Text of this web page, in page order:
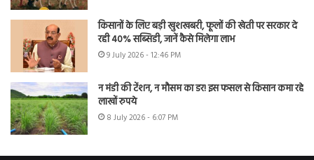
किसानों के लिए बड़ी खुशखबरी, फूलों की खेती पर सरकार दे
रही 40% सब्सिडी, जानें कैसे मिलेगा लाभ
9 July 2026 - 12:46 PM
न मंडी की टेंशन, न मौसम का डर! इस फसल से किसान कमा रहे
लाखों रुपये
8 July 2026 - 6:07 PM